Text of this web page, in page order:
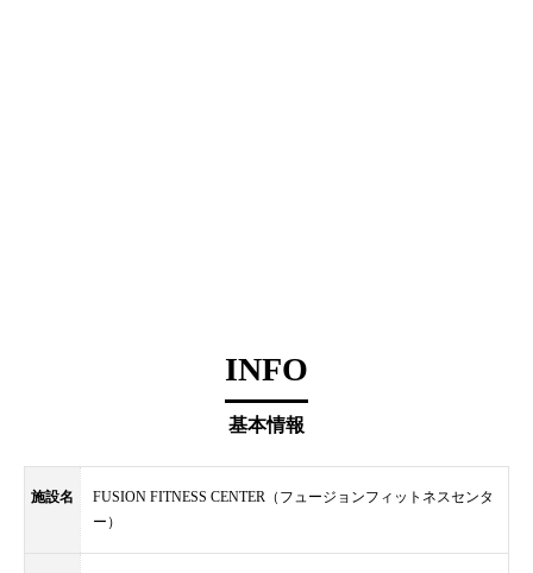
INFO
基本情報
施設名
FUSION FITNESS CENTER（フュージョンフィットネスセンタ
ー）